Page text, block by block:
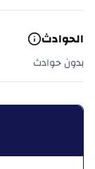
الحوادث
بدون حوادث